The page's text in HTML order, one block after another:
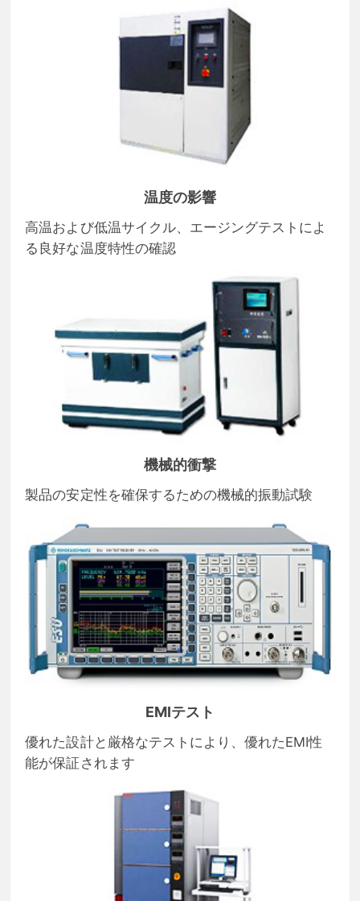
温度の影響
高温および低温サイクル、エージングテストによ
る良好な温度特性の確認
機械的衝撃
製品の安定性を確保するための機械的振動試験
EMIテスト
優れた設計と厳格なテストにより、優れたEMI性
能が保証されます